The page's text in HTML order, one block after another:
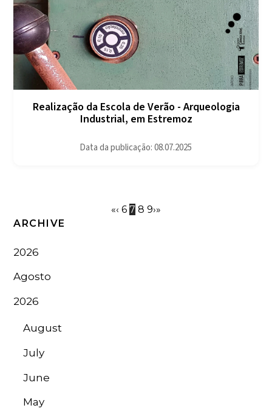
Realização da Escola de Verão - Arqueologia
Industrial, em Estremoz
Data da publicação: 08.07.2025
«‹ 6 7 8 9›»
ARCHIVE
2026
Agosto
2026
August
July
June
May